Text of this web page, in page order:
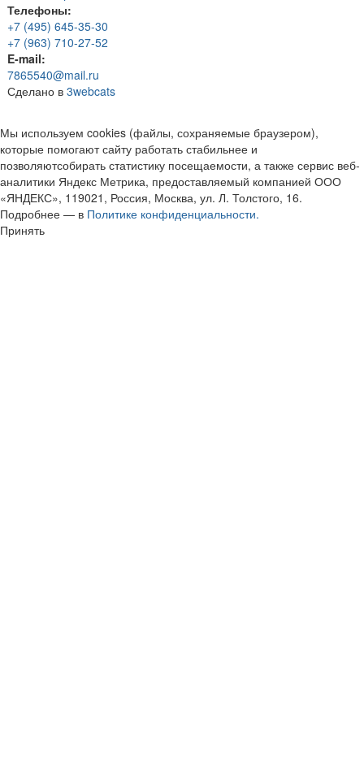
Телефоны:
+7 (495) 645-35-30
+7 (963) 710-27-52
E-mail:
7865540@mail.ru
Сделано в 3webcats
Мы используем cookies (файлы, сохраняемые браузером),
которые помогают сайту работать стабильнее и
позволяютсобирать статистику посещаемости, а также сервис веб-
аналитики Яндекс Метрика, предоставляемый компанией ООО
«ЯНДЕКС», 119021, Россия, Москва, ул. Л. Толстого, 16.
Подробнее — в Политике конфиденциальности.
Принять